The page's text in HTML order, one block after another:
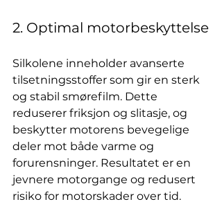
2. Optimal motorbeskyttelse
Silkolene inneholder avanserte
tilsetningsstoffer som gir en sterk
og stabil smørefilm. Dette
reduserer friksjon og slitasje, og
beskytter motorens bevegelige
deler mot både varme og
forurensninger. Resultatet er en
jevnere motorgange og redusert
risiko for motorskader over tid.